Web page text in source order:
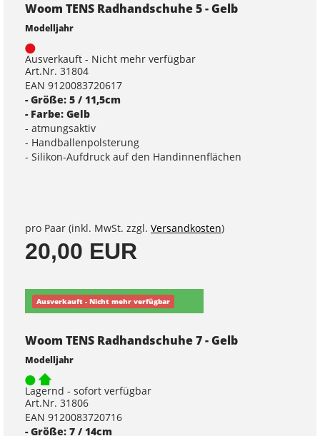
Woom TENS Radhandschuhe 5 - Gelb
Modelljahr
Ausverkauft - Nicht mehr verfügbar
Art.Nr. 31804
EAN 9120083720617
- Größe: 5 / 11,5cm
- Farbe: Gelb
- atmungsaktiv
- Handballenpolsterung
- Silikon-Aufdruck auf den Handinnenflächen
pro Paar (inkl. MwSt. zzgl. Versandkosten)
20,00 EUR
Ausverkauft - Nicht mehr verfügbar
Woom TENS Radhandschuhe 7 - Gelb
Modelljahr
Lagernd - sofort verfügbar
Art.Nr. 31806
EAN 9120083720716
- Größe: 7 / 14cm